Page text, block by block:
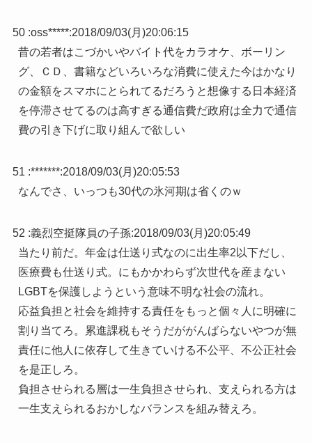
50 :oss*****:2018/09/03(月)20:06:15
昔の若者はこづかいやバイト代をカラオケ、ボーリン
グ、ＣＤ、書籍などいろいろな消費に使えた今はかなり
の金額をスマホにとられてるだろうと想像する日本経済
を停滞させてるのは高すぎる通信費だ政府は全力で通信
費の引き下げに取り組んで欲しい
51 :*******:2018/09/03(月)20:05:53
なんでさ、いっつも30代の氷河期は省くのｗ
52 :義烈空挺隊員の子孫:2018/09/03(月)20:05:49
当たり前だ。年金は仕送り式なのに出生率2以下だし、
医療費も仕送り式。にもかかわらず次世代を産まない
LGBTを保護しようという意味不明な社会の流れ。
応益負担と社会を維持する責任をもっと個々人に明確に
割り当てろ。累進課税もそうだががんばらないやつが無
責任に他人に依存して生きていける不公平、不公正社会
を是正しろ。
負担させられる層は一生負担させられ、支えられる方は
一生支えられるおかしなバランスを組み替えろ。